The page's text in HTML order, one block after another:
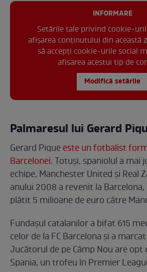
INFORMARE
Setările tale privind cookie-
afișarea conținutului din această
să accepți cookie-urile social
afisarea acestui tip de
Modifică setările
Palmaresul lui Gerard
Gerard Piqueeste un fotbalist
Barcelonei. Totuși, spaniolul a mai
echipe, Manchester United și Real
anului 2008 a revenit la Barcelona,
plătit 5 milioane de euro către
Fundașul catalanilor a bifat 615
celor de la FC Barcelona și a
Jucătorul de pe Câmp Nou are opt
Spania, un trofeu în Premier